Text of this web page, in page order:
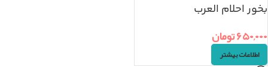
بخور احلام العرب
۶۵۰,۰۰۰تومان
اطلاعات بیشتر